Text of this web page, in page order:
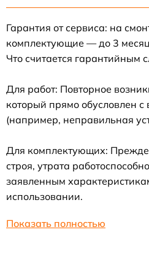
Гарантия от сервиса: на
комплектующие — до 3
Что считается гарантийным
Для работ: Повторное
который прямо обусловлен
(например, неправильная
Для комплектующих:
строя, утрата
заявленным
использовании.
Показать полностью